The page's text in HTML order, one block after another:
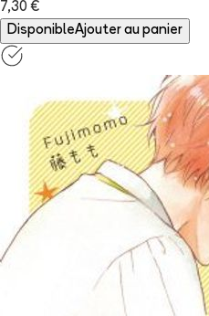
7,30 €
DisponibleAjouter au panier